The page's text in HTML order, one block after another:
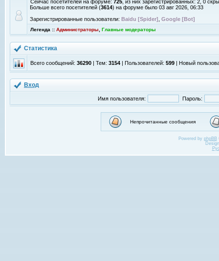
Сейчас посетителей на форуме: 725 , из них зарегистрированных: 2, 0
Больше всего посетителей (3614) на форуме было 03 авг 2026, 06:33
Зарегистрированные пользователи: Baidu [Spider] Google [Bot]
Легенда :: Администраторы Главные модераторы
Статистика
Всего сообщений: 36290 | Тем: 3154 | Пользователей: 599 | Новый
Вход
Имя пользователя: Пароль:
Непрочитанные сообщения
Powered by phpBB